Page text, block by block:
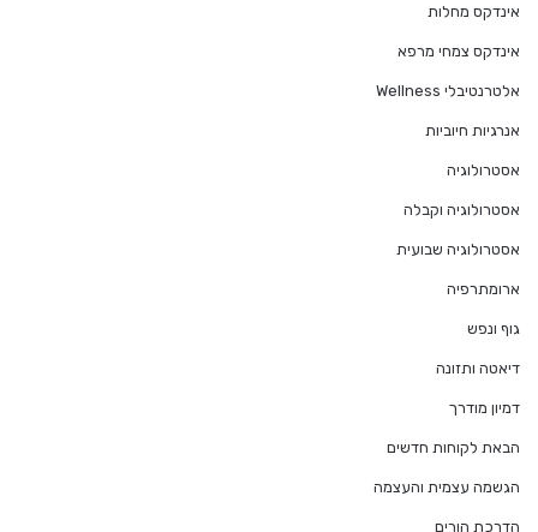
אינדקס מחלות
אינדקס צמחי מרפא
אלטרנטיבלי Wellness
אנרגיות חיוביות
אסטרולוגיה
אסטרולוגיה וקבלה
אסטרולוגיה שבועית
ארומתרפיה
גוף ונפש
דיאטה ותזונה
דמיון מודרך
הבאת לקוחות חדשים
הגשמה עצמית והעצמה
הדרכת הורים